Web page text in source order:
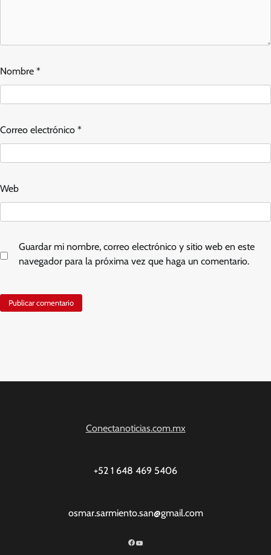
Nombre *
Correo electrónico *
Web
Guardar mi nombre, correo electrónico y sitio web en este
navegador para la próxima vez que haga un comentario.
Conectanoticias.com.mx
+52 1 648 469 5406
osmar.sarmiento.san@gmail.com
Facebook
YouTube